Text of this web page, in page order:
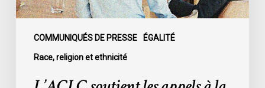
COMMUNIQUÉS DE PRESSE ÉGALITÉ
Race, religion et ethnicité
et
à
reconnaissance